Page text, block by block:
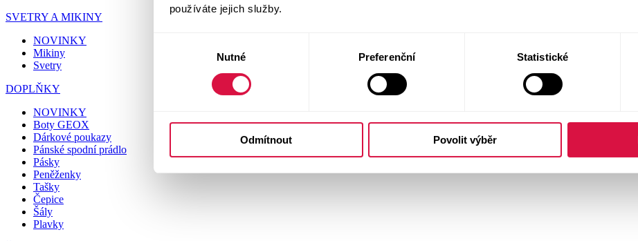
používáte jejich služby.
Nutné Preferenční Statistické
Odmítnout Povolit výběr
SVETRY A MIKINY
NOVINKY
Mikiny
Svetry
DOPLŇKY
NOVINKY
Boty GEOX
Dárkové poukazy
Pánské spodní prádlo
Pásky
Peněženky
Tašky
Čepice
Šály
Plavky